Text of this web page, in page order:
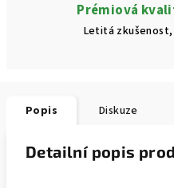
Prémiová
Letitá
Popis Diskuze
Detailní popis